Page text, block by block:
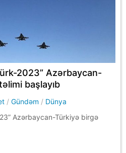
2023” Azərbaycan-
başlayıb
/Gündəm / Dünya
Azərbaycan-Türkiyə birgə